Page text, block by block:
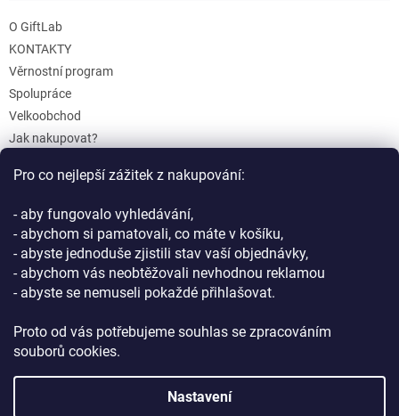
Pro co nejlepší zážitek z nakupování:
- aby fungovalo vyhledávání,
- abychom si pamatovali, co máte v košíku,
- abyste jednoduše zjistili stav vaší objednávky,
- abychom vás neobtěžovali nevhodnou reklamou
- abyste se nemuseli pokaždé přihlašovat.
Proto od vás potřebujeme souhlas se zpracováním
souborů cookies.
Nastavení
O GiftLab
KONTAKTY
Věrnostní program
Spolupráce
Velkoobchod
Jak nakupovat?
Reklamace a Vrácení
Obchodní podmínky
Podmínky ochrany osobních údajů